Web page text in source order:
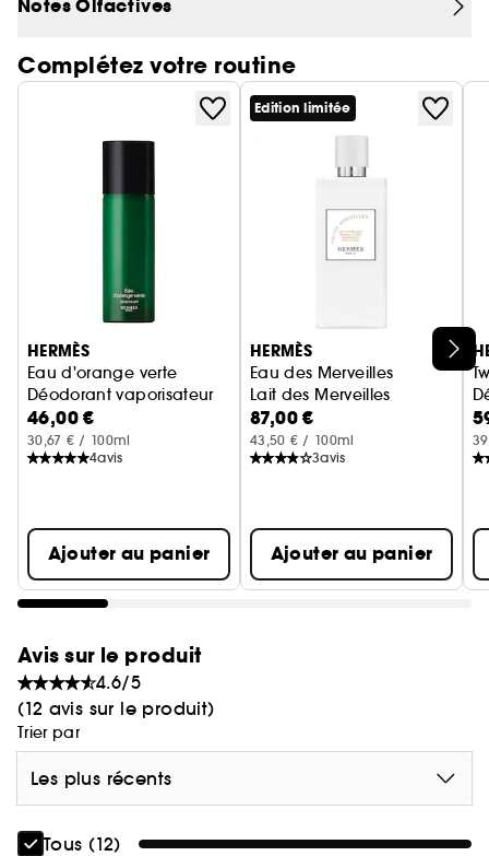
blanches en tête, rayonnement du coeur floral
ambre gris donnent le ton de son sillage.
L’eau de toilette, une fin de matinée ensoleillée.
Notes Olfactives
Complétez votre routine
Ignorer le carrousel produits
HERMÈS
Eau d'orange verte
Déodorant vaporisateur
46,00 €
30,67 € / 100ml
4avis
Ajouter au panier
Edition limitée
HERMÈS
Eau des Merveilles
Lait des Merveilles
87,00 €
43,50 € / 100ml
3avis
Ajouter au panier
Avis sur le produit
4.6/5
(12 avis sur le produit)
Trier par
Les plus récents
Tous (12)